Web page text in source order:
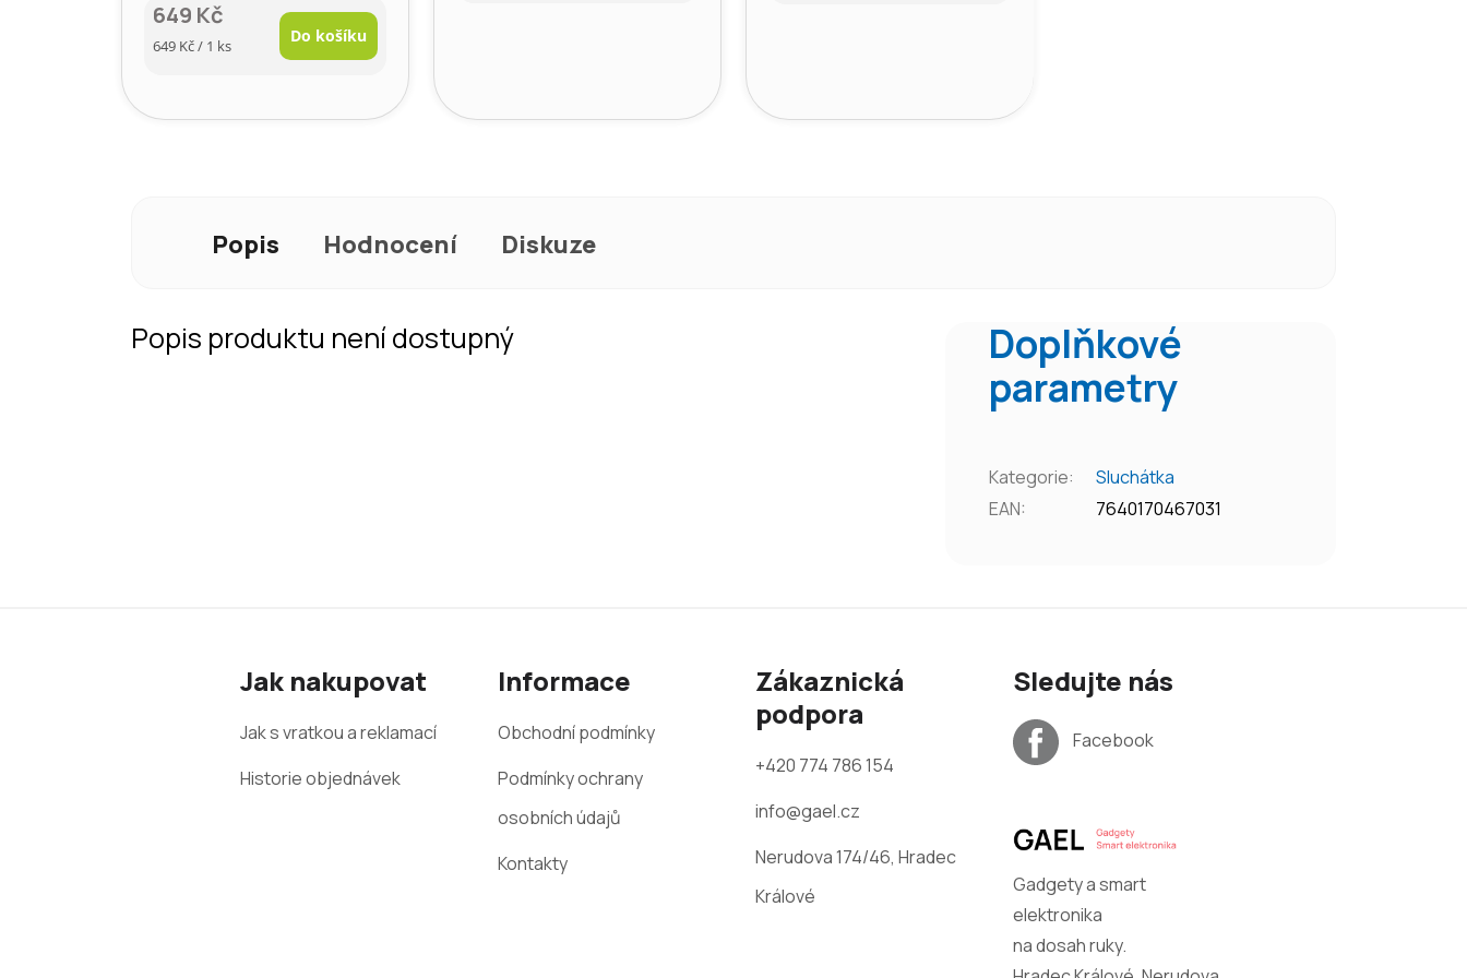
649 Kč
Měrná
649 Kč / 1 ks
Do košíku
Popis Hodnocení Diskuze
Popis produktu není dostupný
Doplňkové
parametry
Kategorie:
Sluchátka
EAN: 7640170467031
Jak nakupovat
Jak s vratkou a reklamací
Historie objednávek
Informace
Obchodní podmínky
Podmínky ochrany
osobních údajů
Kontakty
Zákaznická
podpora
+420 774 786 154
info@gael.cz
Nerudova 174/46, Hradec
Králové
Sledujte nás
Facebook
Gadgety a smart
elektronika
na dosah ruky.